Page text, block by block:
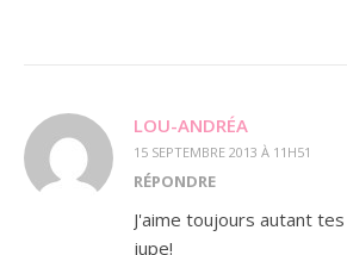
LOU-ANDRÉA
15 SEPTEMBRE 2013 À 11H51
RÉPONDRE
J'aime toujours autant
jupe!